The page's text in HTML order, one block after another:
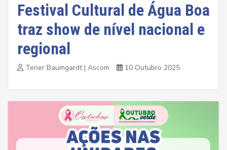
Festival Cultural de Água Boa
traz show de nível nacional e
regional
Tener Baumgardt | Ascom 10 Outubro 2025